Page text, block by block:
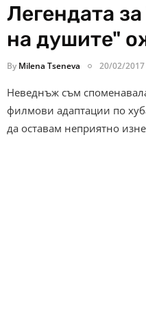
Легендата
на душите"
By Milena Tseneva 20/02/2017
Неведнъж съм
филмови адаптации по
да оставам неприятно